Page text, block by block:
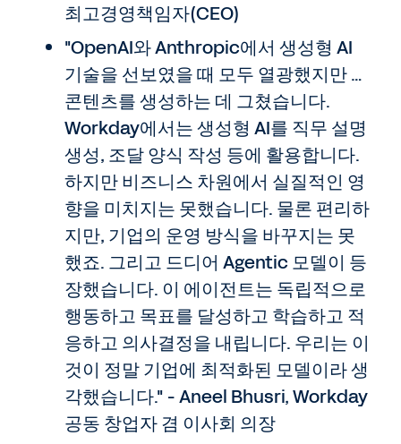
최고경영책임자(CEO)
"OpenAI와 Anthropic에서 생성형 AI
기술을 선보였을 때 모두 열광했지만 …
콘텐츠를 생성하는 데 그쳤습니다.
Workday에서는 생성형 AI를 직무 설명
생성, 조달 양식 작성 등에 활용합니다.
하지만 비즈니스 차원에서 실질적인 영
향을 미치지는 못했습니다. 물론 편리하
지만, 기업의 운영 방식을 바꾸지는 못
했죠. 그리고 드디어 Agentic 모델이 등
장했습니다. 이 에이전트는 독립적으로
행동하고 목표를 달성하고 학습하고 적
응하고 의사결정을 내립니다. 우리는 이
것이 정말 기업에 최적화된 모델이라 생
각했습니다." - Aneel Bhusri, Workday
공동 창업자 겸 이사회 의장